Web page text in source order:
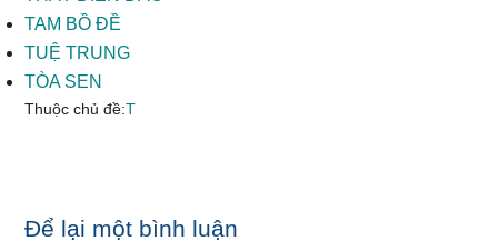
TAM BỒ ĐỀ
TUỆ TRUNG
TÒA SEN
Thuộc chủ đề:T
Reader
Để lại một bình luận